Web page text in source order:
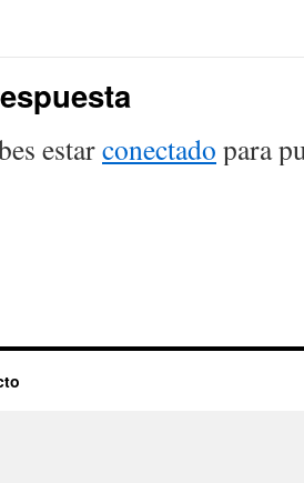
estarconectado para